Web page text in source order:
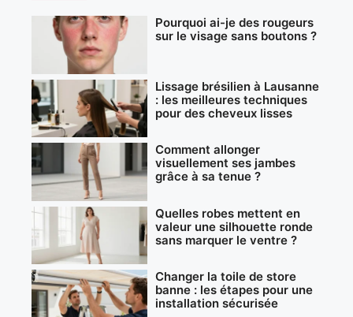
Pourquoi ai-je des rougeurs
sur le visage sans boutons ?
Lissage brésilien à Lausanne
: les meilleures techniques
pour des cheveux lisses
Comment allonger
visuellement ses jambes
grâce à sa tenue ?
Quelles robes mettent en
valeur une silhouette ronde
sans marquer le ventre ?
Changer la toile de store
banne : les étapes pour une
installation sécurisée